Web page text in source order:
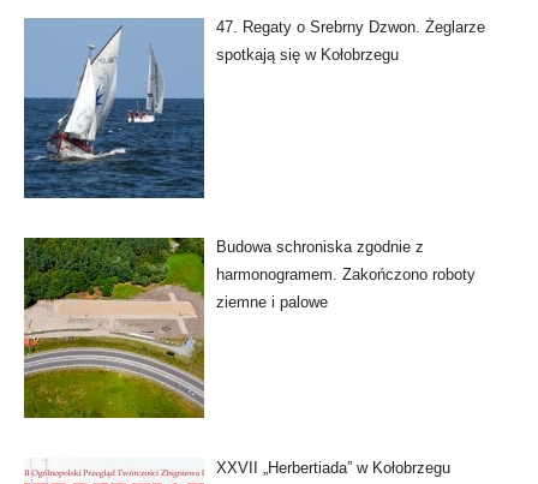
47. Regaty o Srebrny Dzwon. Żeglarze
spotkają się w Kołobrzegu
Budowa schroniska zgodnie z
harmonogramem. Zakończono roboty
ziemne i palowe
XXVII „Herbertiada” w Kołobrzegu